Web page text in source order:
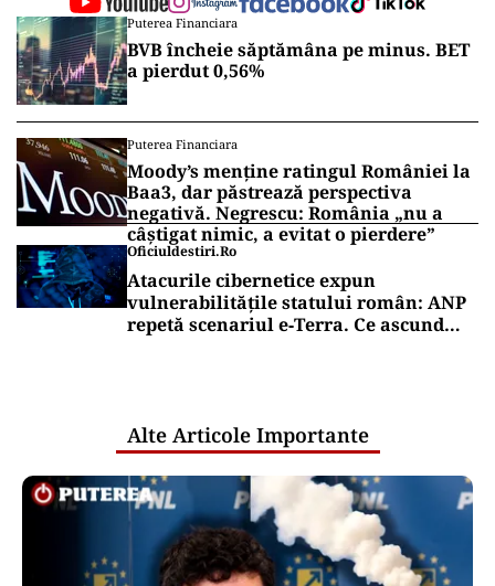
Puterea Financiara
BVB încheie săptămâna pe minus. BET
a pierdut 0,56%
Puterea Financiara
Moody’s menține ratingul României la
Baa3, dar păstrează perspectiva
negativă. Negrescu: România „nu a
câștigat nimic, a evitat o pierdere”
Oficiuldestiri.ro
Atacurile cibernetice expun
vulnerabilitățile statului român: ANP
repetă scenariul e‑Terra. Ce ascund
Alte Articole Importante